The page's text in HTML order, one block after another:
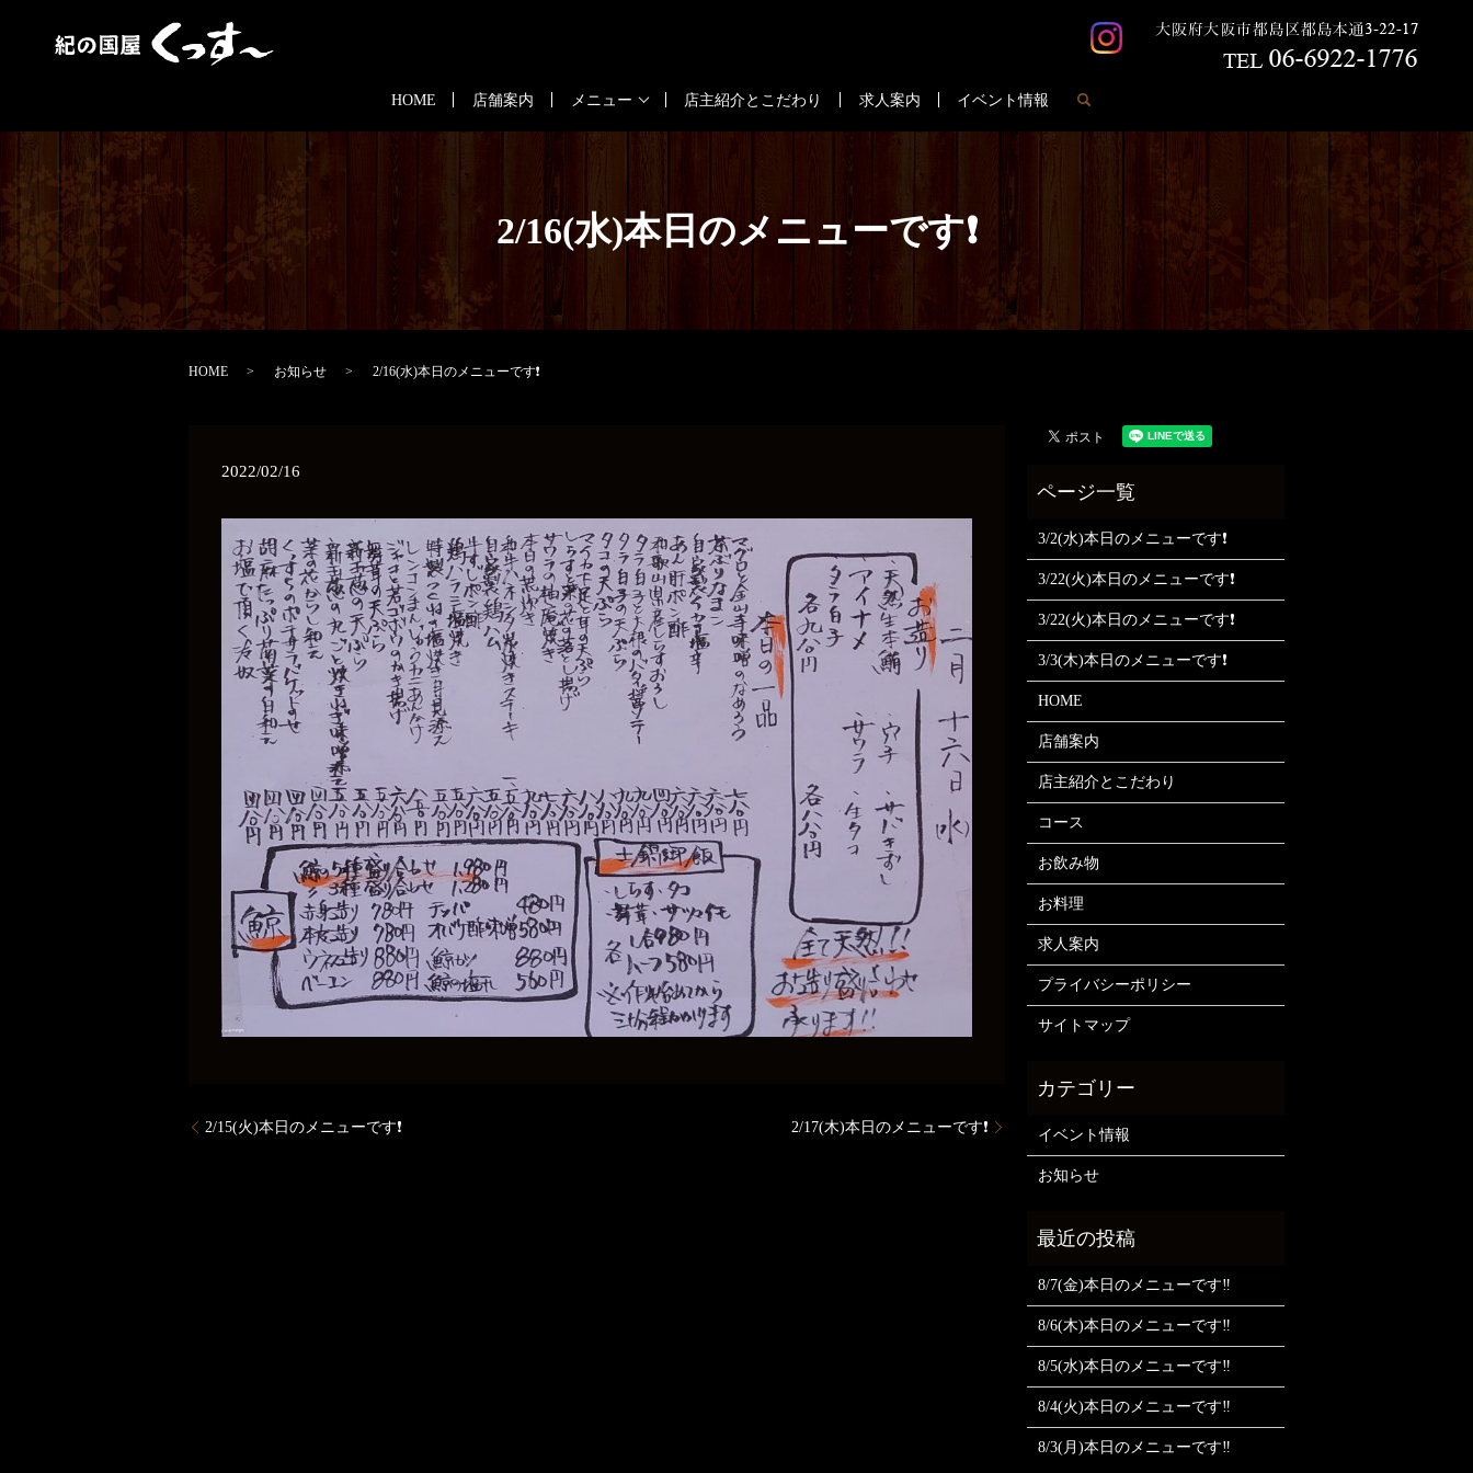
HOME 店舗案内 メニュー 店主紹介とこだわり 求人案内 イベント情報
2/16(水)本日のメニューです❗
HOME お知らせ 2/16(水)本日のメニューです❗
2022/02/16
2/15(火)本日のメニューです❗ 2/17(木)本日のメニューです❗
3/2(水)本日のメニューです❗
3/22(火)本日のメニューです❗
3/22(火)本日のメニューです❗
3/3(木)本日のメニューです❗
HOME
店舗案内
店主紹介とこだわり
コース
お飲み物
お料理
求人案内
プライバシーポリシー
サイトマップ
イベント情報
お知らせ
8/7(金)本日のメニューです‼️
8/6(木)本日のメニューです‼️
8/5(水)本日のメニューです‼️
8/4(火)本日のメニューです‼️
8/3(月)本日のメニューです‼️